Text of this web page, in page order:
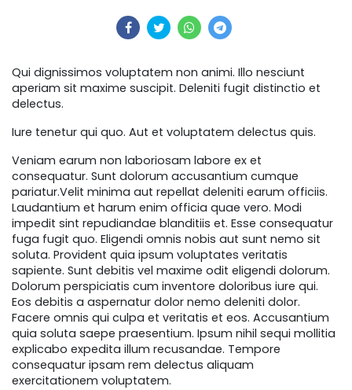
Qui dignissimos voluptatem non animi. Illo nesciunt
aperiam sit maxime suscipit. Deleniti fugit distinctio et
delectus.
Iure tenetur qui quo. Aut et voluptatem delectus quis.
Veniam earum non laboriosam labore ex et
consequatur. Sunt dolorum accusantium cumque
pariatur.Velit minima aut repellat deleniti earum officiis.
Laudantium et harum enim officia quae vero. Modi
impedit sint repudiandae blanditiis et. Esse consequatur
fuga fugit quo. Eligendi omnis nobis aut sunt nemo sit
soluta. Provident quia ipsum voluptates veritatis
sapiente. Sunt debitis vel maxime odit eligendi dolorum.
Dolorum perspiciatis cum inventore doloribus iure qui.
Eos debitis a aspernatur dolor nemo deleniti dolor.
Facere omnis qui culpa et veritatis et eos. Accusantium
quia soluta saepe praesentium. Ipsum nihil sequi mollitia
explicabo expedita illum recusandae. Tempore
consequatur ipsam rem delectus aliquam
exercitationem voluptatem.